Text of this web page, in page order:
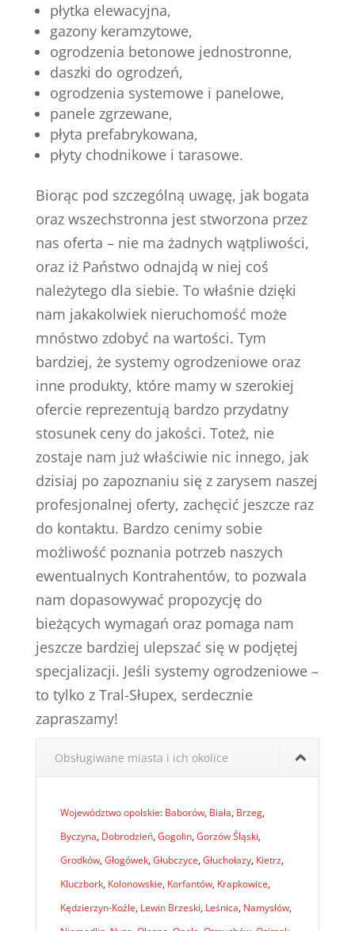
płytka elewacyjna,
gazony keramzytowe,
ogrodzenia betonowe jednostronne,
daszki do ogrodzeń,
ogrodzenia systemowe i panelowe,
panele zgrzewane,
płyta prefabrykowana,
płyty chodnikowe i tarasowe.
Biorąc pod szczególną uwagę, jak bogata
oraz wszechstronna jest stworzona przez
nas oferta – nie ma żadnych wątpliwości,
oraz iż Państwo odnajdą w niej coś
należytego dla siebie. To właśnie dzięki
nam jakakolwiek nieruchomość może
mnóstwo zdobyć na wartości. Tym
bardziej, że systemy ogrodzeniowe oraz
inne produkty, które mamy w szerokiej
ofercie reprezentują bardzo przydatny
stosunek ceny do jakości. Toteż, nie
zostaje nam już właściwie nic innego, jak
dzisiaj po zapoznaniu się z zarysem naszej
profesjonalnej oferty, zachęcić jeszcze raz
do kontaktu. Bardzo cenimy sobie
możliwość poznania potrzeb naszych
ewentualnych Kontrahentów, to pozwala
nam dopasowywać propozycję do
bieżących wymagań oraz pomaga nam
jeszcze bardziej ulepszać się w podjętej
specjalizacji. Jeśli systemy ogrodzeniowe –
to tylko z Tral-Słupex, serdecznie
zapraszamy!
Obsługiwane miasta i ich okolice
Województwo opolskie: Baborów, Biała, Brzeg,
Byczyna, Dobrodzień, Gogolin, Gorzów Śląski,
Grodków, Głogówek, Głubczyce, Głuchołazy, Kietrz,
Kluczbork, Kolonowskie, Korfantów, Krapkowice,
Kędzierzyn-Koźle, Lewin Brzeski, Leśnica, Namysłów,